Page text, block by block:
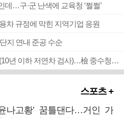
…구·군 난색에 교육청 ‘쩔쩔’
차 규정에 막힌 지역기업 응원
지 연내 준공 수순
■ 검사 신분 버리고 직급하향(10년 이하 저연차 검사)…檢 중수청행 기피
스포츠 +
나고황’ 꿈틀댄다…거인 가